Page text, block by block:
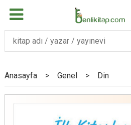
Anasayfa > Genel > Din